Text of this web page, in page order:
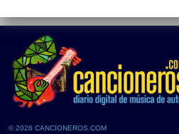
© 2026 CANCIONEROS.COM